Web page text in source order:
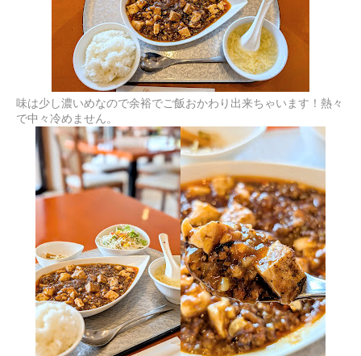
味は少し濃いめなので余裕でご飯おかわり出来ちゃいます！熱々
で中々冷めません。